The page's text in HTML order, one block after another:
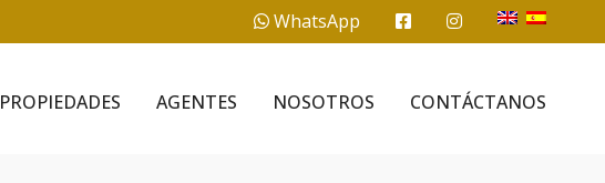
WhatsApp
PROPIEDADES AGENTES NOSOTROS CONTÁCTANOS